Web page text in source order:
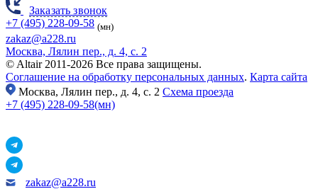
Заказать звонок
+7 (495) 228-09-58 (мн)
zakaz@a228.ru
Москва, Лялин пер., д. 4, с. 2
© Altair 2011-2026 Все права защищены.
Соглашение на обработку персональных данных. Карта сайта
Москва, Лялин пер., д. 4, с. 2 Схема проезда
+7 (495) 228-09-58(мн)
zakaz@a228.ru